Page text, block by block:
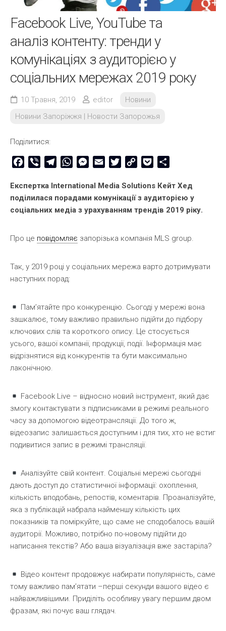
Facebook Live, YouTube та
аналіз контенту: тренди у
комунікаціях з аудиторією у
соціальних мережах 2019 року
10 Травня, 2019 editor
Новини
Новини Запоріжжя | Новости Запорожья
Поділитися:
Facebook
Viber TelegramWhatsAppMessenger
Email TwitterCopy
Pocket
Експертка International Media Solutions Кейт Хед
поділилася порадами комунікації з аудиторією у
соціальних медіа з урахуванням трендів 2019 ріку.
Про це повідомляє запорізька компанія MLS group.
Так, у 2019 році у соціальних мережа варто дотримувати
наступних порад:
Пам’ятайте про конкуренцію. Сьогоді у мережі вона
зашкалює, тому важливо правильно підійти до підбору
ключових слів та короткого опису. Це стосується
усього, вашої компанії, продукції, події. Інформація має
відрізнятися від конкурентів та бути максимально
лаконічною.
Facebook Live – відносно новий інструмент, який дає
змогу контактувати з підписниками в режимі реального
часу за допомогою відеотрансляції. До того ж,
відеозапис залишається доступним і для тих, хто не встиг
подивитися запис в режимі трансляції.
Аналізуйте свій контент. Соціальні мережі сьогодні
дають доступ до статистичної інформації: охоплення,
кількість вподобань, репостів, коментарів. Проаналізуйте,
яка з публікацій набрала найменшу кількість цих
показників та поміркуйте, що саме не сподобалось вашій
аудиторії. Можливо, потрібно по-новому підійти до
написання текстів? Або ваша візуалізація вже застаріла?
Відео контент продовжує набирати популярність, саме
тому важливо пам’ятати –перші секунди вашого відео є
найважливішими. Приділіть особливу увагу першим двом
фразам, які почує ваш глядач.